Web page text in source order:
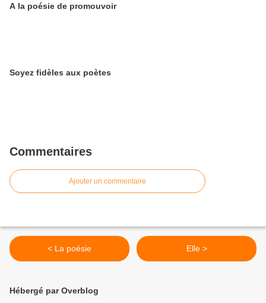
A la poésie de promouvoir
Soyez fidèles aux poètes
Commentaires
Ajouter un commentaire
< La poésie Elle >
Hébergé par Overblog